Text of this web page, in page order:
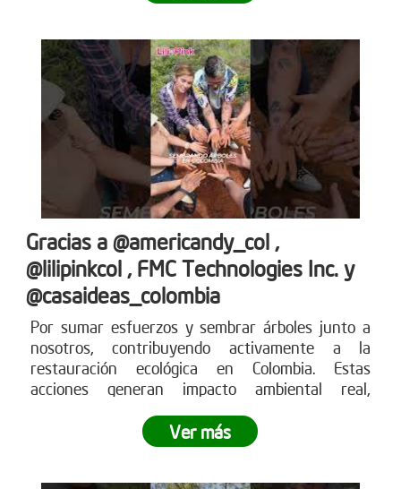
Gracias a @americandy_col ,
@lilipinkcol , FMC Technologies Inc. y
@casaideas_colombia
Por sumar esfuerzos y sembrar árboles junto a
nosotros, contribuyendo activamente a la
restauración ecológica en Colombia. Estas
acciones generan impacto ambiental real,
compromiso empresarial puede transformar el
¿Tu empresa también quiere ser parte
Ver más